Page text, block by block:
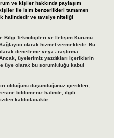
ve kişiler hakkında paylaşım
ile isim benzerlikleri tamamen
halindedir ve tavsiye niteliği
Bilgi Teknolojileri ve İletişim Kurumu
olarak hizmet vermektedir. Bu
denetleme veya araştırma
üyelerimiz yazdıkları içeriklerin
üye olarak bu sorumluluğu kabul
olduğunu düşündüğünüz içerikleri,
bildirmeniz halinde, ilgili
kaldırılacaktır.